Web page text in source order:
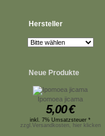
Hersteller
Neue Produkte
Ipomoea jicama
5,00€
inkl. 7% Umsatzsteuer *
zzgl.Versandkosten, hier klicken